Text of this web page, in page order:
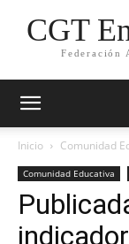
CGT
Federación
Inicio Comunidad
Comunidad Educativa